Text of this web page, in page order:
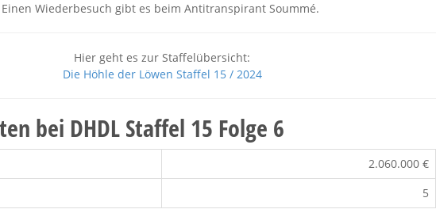
Wiederbesuch gibt es beim Antitranspirant Soummé.
Hier geht es zur Staffelübersicht:
Die Höhle der Löwen Staffel 15 / 2024
bei DHDL Staffel 15 Folge 6
2.060.000 €
5